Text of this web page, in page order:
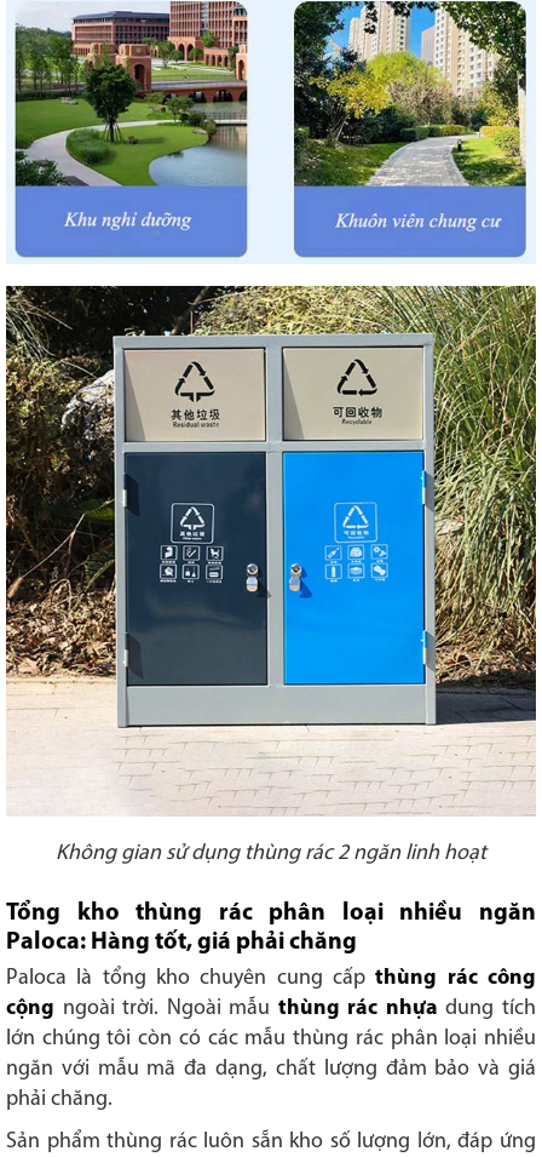
Không gian sử dụng thùng rác 2 ngăn linh hoạt
Tổng kho thùng rác phân loại nhiều ngăn
Paloca: Hàng tốt, giá phải chăng
Paloca là tổng kho chuyên cung cấpthùng rác công
cộng ngoài trời. Ngoài mẫu thùng rác nhựa dung tích
lớn chúng tôi còn có các mẫu thùng rác phân loại nhiều
ngăn với mẫu mã đa dạng, chất lượng đảm bảo và giá
phải chăng.
Sản phẩm thùng rác luôn sẵn kho số lượng lớn, đáp ứng